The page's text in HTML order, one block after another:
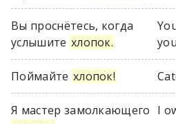
Вы проснётесь, когда
услышите хлопок.
Поймайте хлопок!
Я мастер замолкающего I